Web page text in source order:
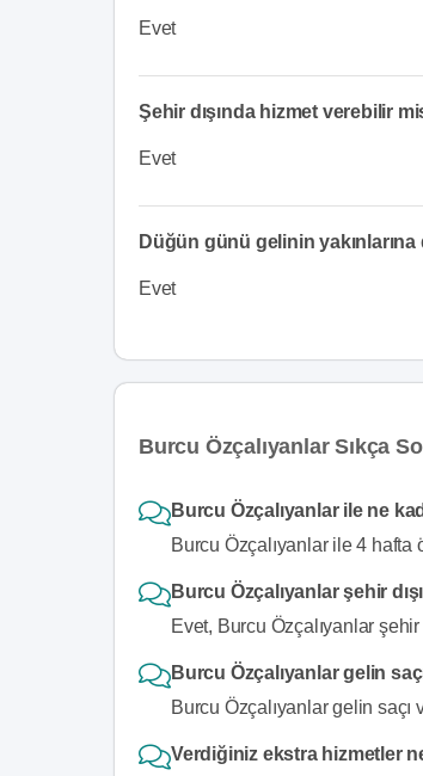
Evet
Şehir dışında hizmet verebilir
Evet
Düğün günü gelinin
Evet
Burcu Özçalıyanlar Sıkça
Burcu Özçalıyanlar ile ne
Burcu Özçalıyanlar ile 4
Burcu Özçalıyanlar şehir
Evet, Burcu Özçalıyanlar şehir
Burcu Özçalıyanlar gelin
Burcu Özçalıyanlar gelin
Verdiğiniz ekstra hizmetler